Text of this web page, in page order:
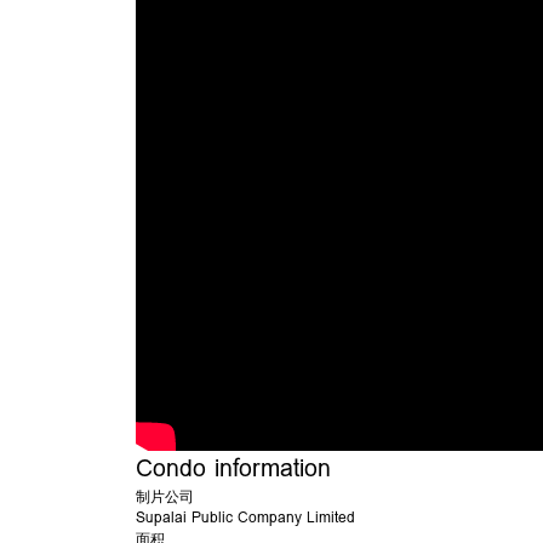
Condo information
制片公司
Supalai Public Company Limited